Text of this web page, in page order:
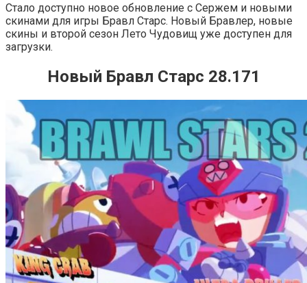
Стало доступно новое обновление с Сержем и новыми
скинами для игры Бравл Старс. Новый Бравлер, новые
скины и второй сезон Лето Чудовищ уже доступен для
загрузки.
Новый Бравл Старс 28.171